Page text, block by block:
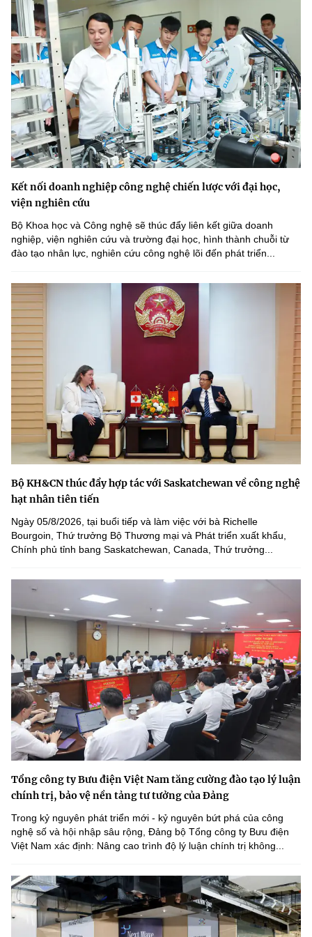
Kết nối doanh nghiệp công nghệ chiến lược với đại học,
viện nghiên cứu
Bộ Khoa học và Công nghệ sẽ thúc đẩy liên kết giữa doanh
nghiệp, viện nghiên cứu và trường đại học, hình thành chuỗi từ
đào tạo nhân lực, nghiên cứu công nghệ lõi đến phát triển...
Bộ KH&CN thúc đẩy hợp tác với Saskatchewan về công nghệ
hạt nhân tiên tiến
Ngày 05/8/2026, tại buổi tiếp và làm việc với bà Richelle
Bourgoin, Thứ trưởng Bộ Thương mại và Phát triển xuất khẩu,
Chính phủ tỉnh bang Saskatchewan, Canada, Thứ trưởng...
Tổng công ty Bưu điện Việt Nam tăng cường đào tạo lý luận
chính trị, bảo vệ nền tảng tư tưởng của Đảng
Trong kỷ nguyên phát triển mới - kỷ nguyên bứt phá của công
nghệ số và hội nhập sâu rộng, Đảng bộ Tổng công ty Bưu điện
Việt Nam xác định: Nâng cao trình độ lý luận chính trị không...